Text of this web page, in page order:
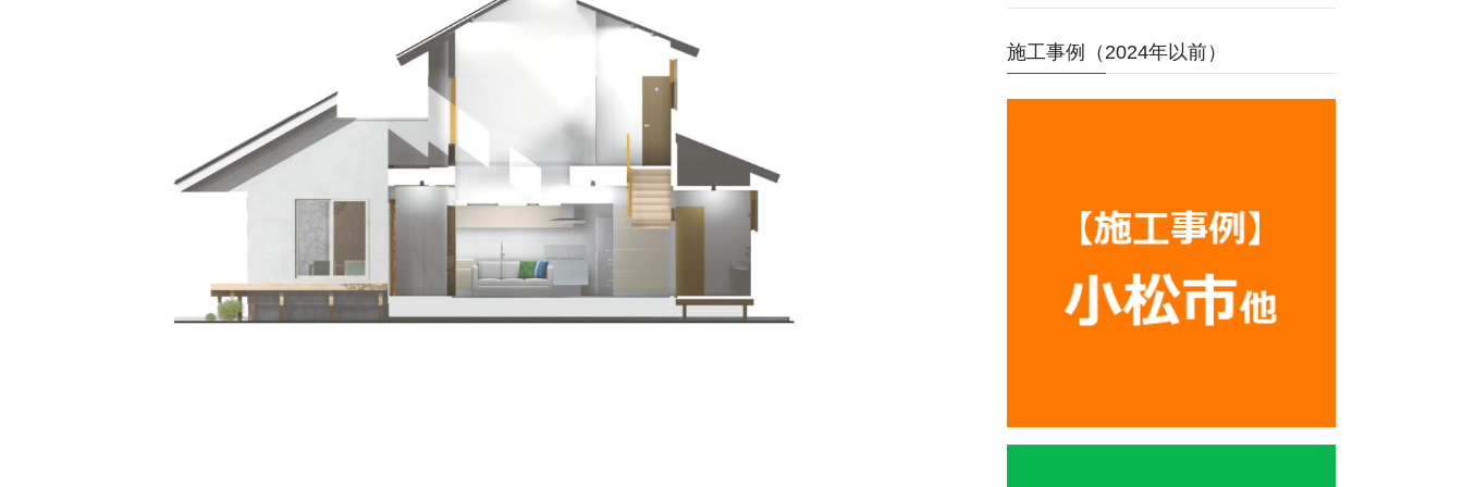
施工事例（2024年以前）